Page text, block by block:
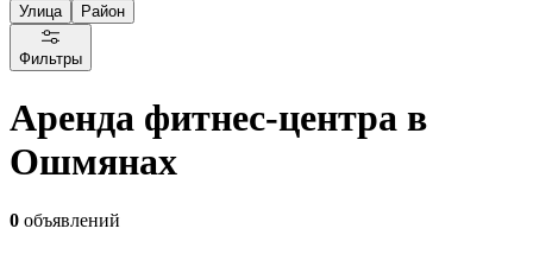
Улица Район
Фильтры
Аренда фитнес-центра в
Ошмянах
0 объявлений